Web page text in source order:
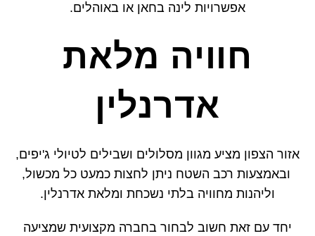
אפשרויות לינה בחאן או באוהלים.
חוויה מלאת
אדרנלין
אזור הצפון מציע מגוון מסלולים ושבילים לטיולי ג'יפים,
ובאמצעות רכב השטח ניתן לחצות כמעט כל מכשול,
וליהנות מחוויה בלתי נשכחת ומלאת אדרנלין.
יחד עם זאת חשוב לבחור בחברה מקצועית שמציעה